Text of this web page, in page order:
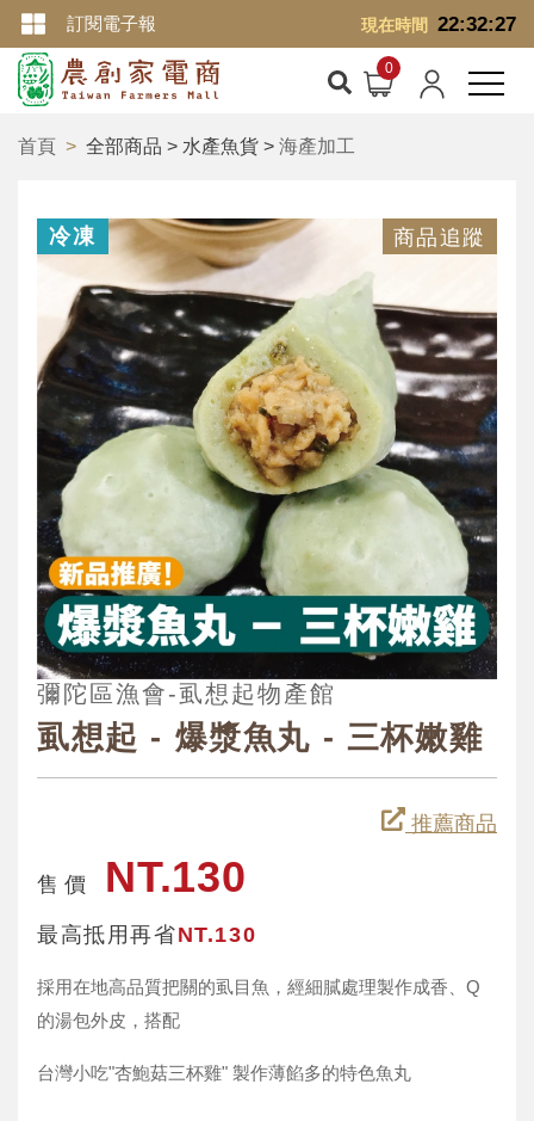
現在時間 22:32:27
訂閱電子報
首頁 全部商品 > 水產魚貨 > 海產加工
冷凍 商品追蹤
彌陀區漁會-虱想起物產館
虱想起 - 爆漿魚丸 - 三杯嫩雞
推薦商品
售 價 NT.130
最高抵用再省NT.130
採用在地高品質把關的虱目魚，經細膩處理製作成香、Q
的湯包外皮，搭配
台灣小吃"杏鮑菇三杯雞" 製作薄餡多的特色魚丸